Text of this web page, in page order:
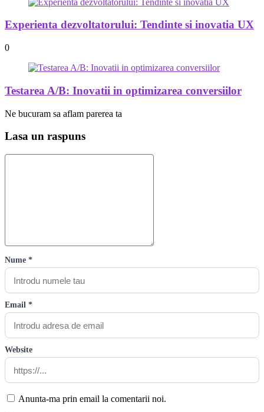
Experienta dezvoltatorului: Tendinte si inovatia UX
0
Testarea A/B: Inovatii in optimizarea conversiilor
Ne bucuram sa aflam parerea ta
Lasa un raspuns
Nume *
Email *
Website
Anunta-ma prin email la comentarii noi.